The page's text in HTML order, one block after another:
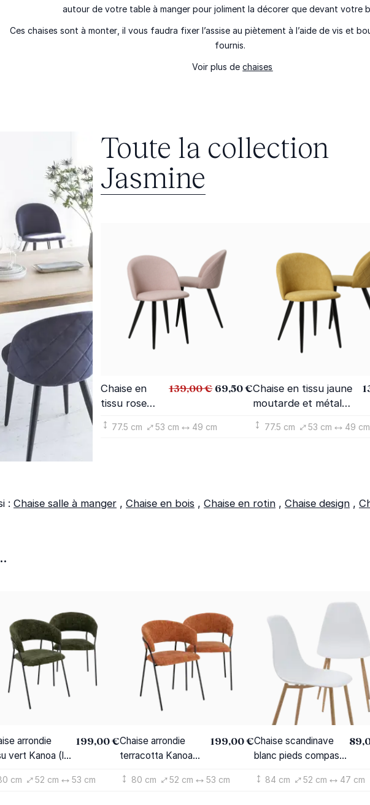
autour de votre table à manger pour joliment la décorer que devant votre
Ces chaises sontà monter , il vous faudra fixer l’assise au piètement à l’aide de vis et
fournis.
Voir plus dechaises
Toute la collection
Jasmine
Chaise en
tissu rose
métal
69,50 €
139,00 €
77.5 cm 53 cm 49 cm
Chaise en tissu jaune
moutarde et métal
77.5 cm 53 cm 49 cm
: Chaise salle à manger , Chaise en bois , Chaise en rotin , Chaise design ,
arrondie
vert Kanoa (lot
199,00 €
cm 52 cm 53 cm
Chaise arrondie
terracotta Kanoa
199,00 €
80 cm 52 cm 53 cm
Chaise scandinave
blanc pieds compas
84 cm 52 cm 47 cm